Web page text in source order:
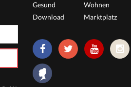
Gesund
Wohnen
Download
Marktplatz